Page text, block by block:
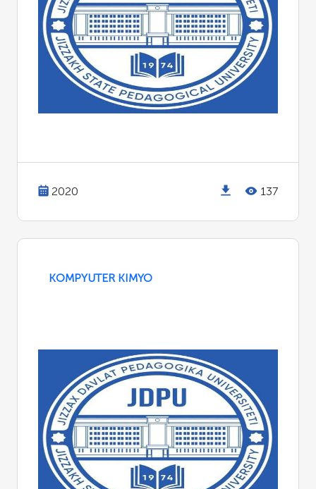
2020 137
KOMPYUTER KIMYO